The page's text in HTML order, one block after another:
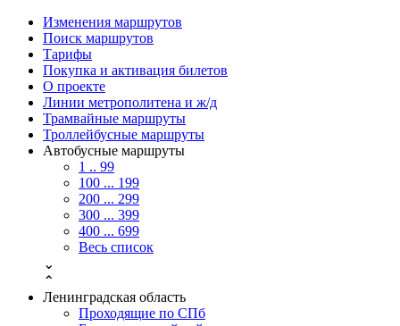
Изменения маршрутов
Поиск маршрутов
Тарифы
Покупка и активация билетов
О проекте
Линии метрополитена и ж/д
Трамвайные маршруты
Троллейбусные маршруты
Автобусные маршруты
1 .. 99
100 ... 199
200 ... 299
300 ... 399
400 ... 699
Весь список
⌄
⌃
Ленинградская область
Проходящие по СПб